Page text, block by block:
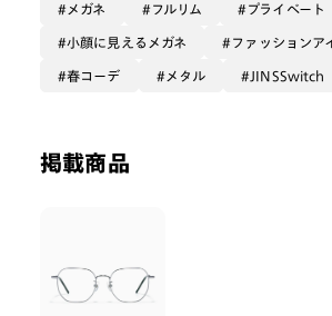
今年はフレームとプレートのセット販
レート専用のケースもついてきます！
オプションは【UVダブルカット】がオ
メガネ フルリム プライベート
小顔に見えるメガネ ファッションア
春コーデ メタル JINSSwitch
掲載商品